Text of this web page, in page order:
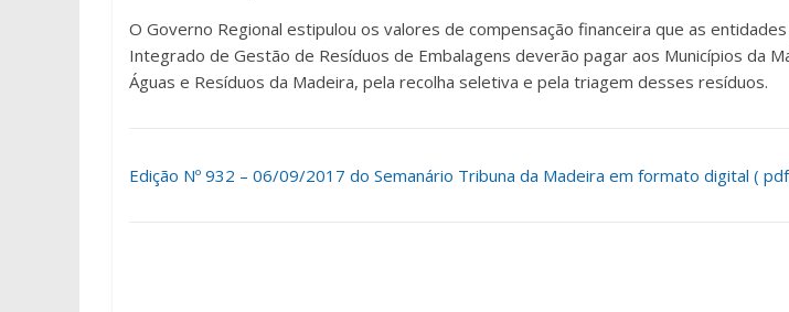
O Governo Regional estipulou os valores de compensação financeira que as
Integrado de Gestão de Resíduos de Embalagens deverão pagar aos Municípios da
Águas e Resíduos da Madeira, pela recolha seletiva e pela triagem desses resíduos.
Edição Nº 932 – 06/09/2017 do Semanário Tribuna da Madeira em formato digital (